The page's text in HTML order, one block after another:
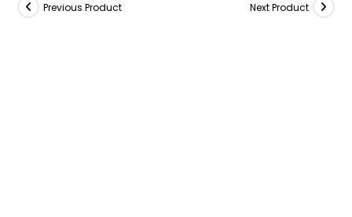
Previous Product Next Product